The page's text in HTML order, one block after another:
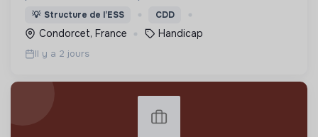
un handicap physique ou psychique
💡 Structure de l’ESS CDD
Condorcet, France Handicap
Il y a 2 jours